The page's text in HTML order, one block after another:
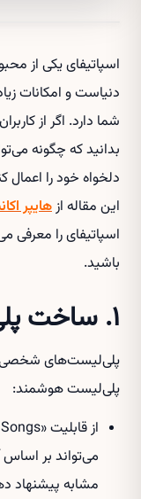
اسپاتیفای یکی از
دنیاست و امکانات
شما دارد. اگر از
بدانید که چگونه
دلخواه خود را اعمال
این مقاله ازهایپر
اسپاتیفای را معرفی
باشید.
۱. ساخت پلی‌لیست‌های هوشمند
پلی‌لیست‌های
پلی‌لیست هوشمند:
می‌تواند بر
مشابه پیشنهاد